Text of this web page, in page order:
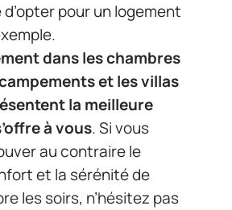
pour un logement
dans les chambres
et les villas
la meilleure
à vous. Si vous
au contraire le
et la sérénité de
les soirs, n’hésitez pas